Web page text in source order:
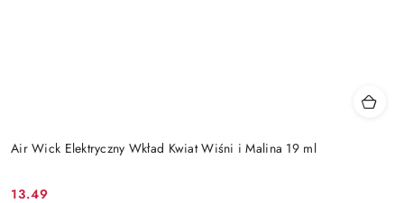
Air Wick Elektryczny Wkład Kwiat Wiśni i Malina 19 ml
13.49